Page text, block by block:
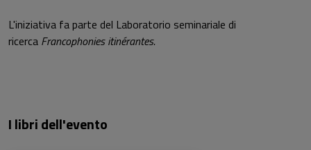
L'iniziativa fa parte del Laboratorio seminariale di
ricerca Francophonies itinérantes.
I libri dell'evento